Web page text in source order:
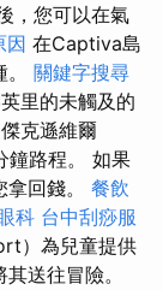
，您可以在氣
因 在Captiva島
關鍵字搜尋
里的未觸及的
克遜維爾
鐘路程。 如果
回錢。 餐飲
科 台中刮痧服
）為兒童提供
送往冒險。